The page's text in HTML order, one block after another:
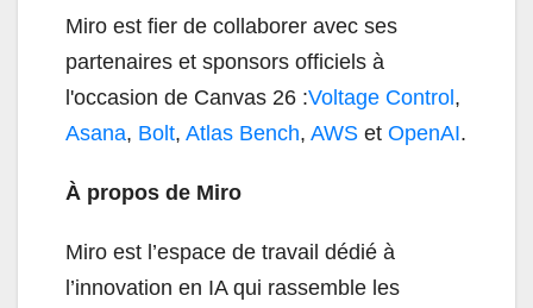
Miro est fier de collaborer avec ses
partenaires et sponsors officiels à
l'occasion de Canvas 26 :Voltage Control ,
Asana, Bolt, Atlas Bench, AWS et OpenAI.
À propos de Miro
Miro est l’espace de travail dédié à
l’innovation en IA qui rassemble les